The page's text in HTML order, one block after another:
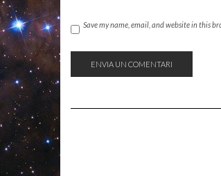
Save my name, email, and website in this